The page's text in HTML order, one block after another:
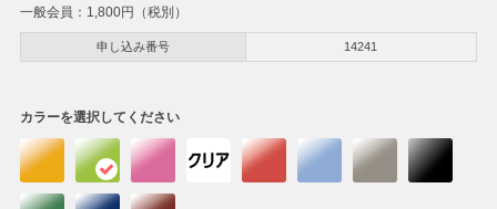
一般会員： 1,800円（税別）
申し込み番号 14241
カラーを選択してください